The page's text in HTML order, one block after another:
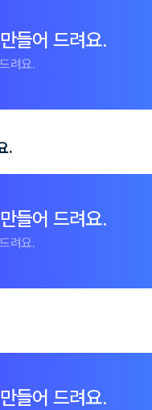
들어 드려요.
려요.
.
들어 드려요.
려요.
들어 드려요.